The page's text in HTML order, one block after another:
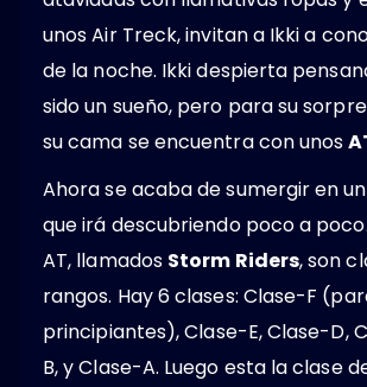
unos Air Treck, invitan a Ikki a
de la noche. Ikki despierta
sido un sueño, pero para su
su cama se encuentra con unos
Ahora se acaba de sumergir en
que irá descubriendo poco a
AT, llamados Storm Riders, son
rangos. Hay 6 clases: Clase-F
principiantes), Clase-E, Clase-D,
B, y Clase-A. Luego esta la clase